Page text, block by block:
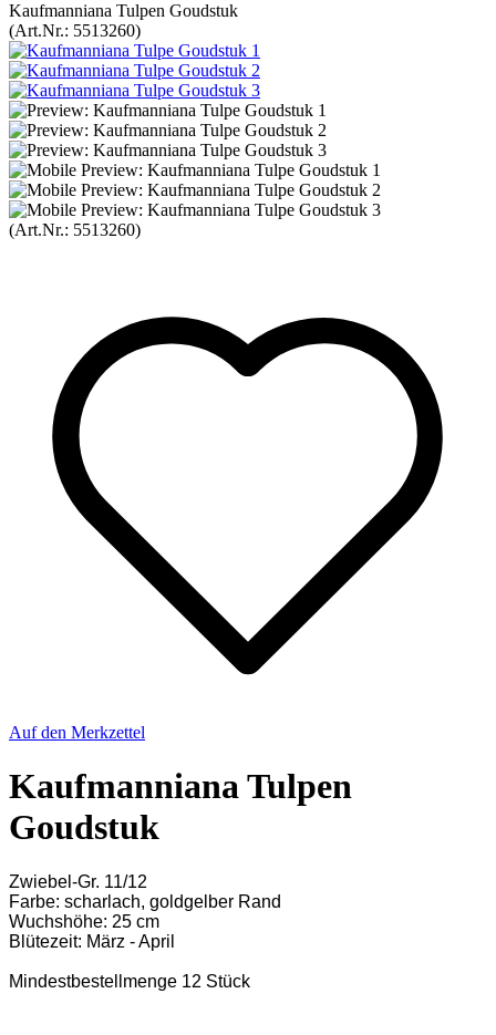
Kaufmanniana Tulpen Goudstuk
(Art.Nr.: 5513260)
(Art.Nr.: 5513260)
Auf den Merkzettel
Kaufmanniana Tulpen
Goudstuk
Zwiebel-Gr. 11/12
Farbe: scharlach, goldgelber Rand
Wuchshöhe: 25 cm
Blütezeit: März - April
Mindestbestellmenge 12 Stück